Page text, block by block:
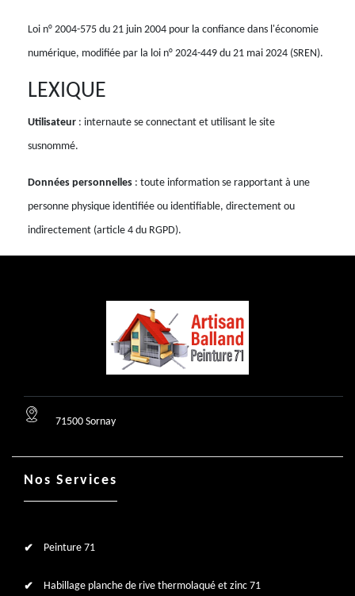
Loi n° 2004-575 du 21 juin 2004 pour la confiance dans l'économie
numérique, modifiée par la loi n° 2024-449 du 21 mai 2024 (SREN).
LEXIQUE
Utilisateur : internaute se connectant et utilisant le site
susnommé.
Données personnelles : toute information se rapportant à une
personne physique identifiée ou identifiable, directement ou
indirectement (article 4 du RGPD).
71500 Sornay
Nos Services
Peinture 71
Habillage planche de rive thermolaqué et zinc 71